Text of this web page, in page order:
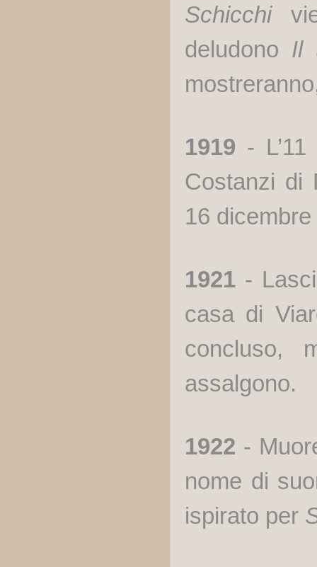
Schicchi
deludono Il
1919 -
Costanzi di
16
1921 -
casa di
concluso,
assalgono.
1922 -
nome di
ispirato per